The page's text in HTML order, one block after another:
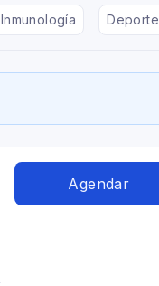
Inmunología Deporte
Agendar